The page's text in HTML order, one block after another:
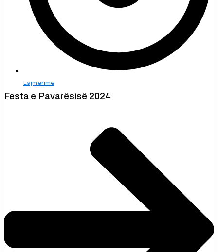
Lajmërime
Festa e Pavarësisë 2024